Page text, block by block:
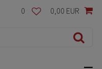
0 0,00 EUR